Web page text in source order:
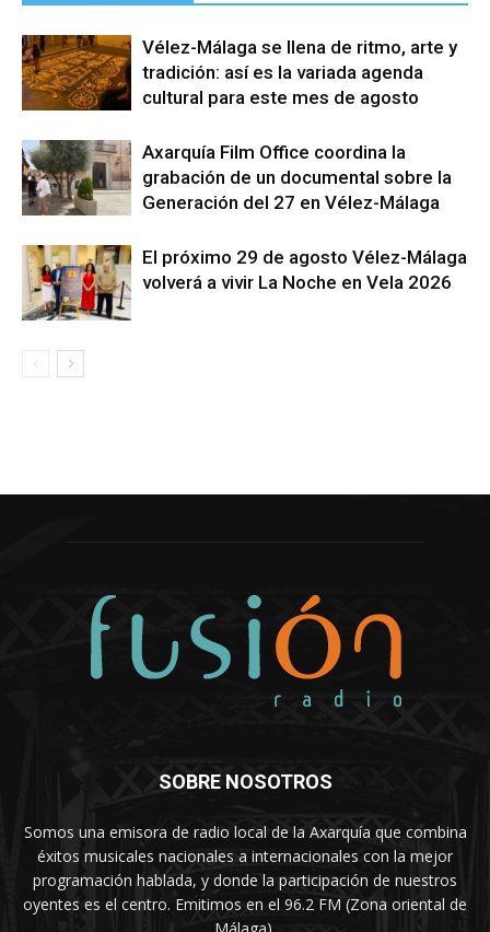
Vélez-Málaga se llena de ritmo, arte y
tradición: así es la variada agenda
cultural para este mes de agosto
Axarquía Film Office coordina la
grabación de un documental sobre la
Generación del 27 en Vélez-Málaga
El próximo 29 de agosto Vélez-Málaga
volverá a vivir La Noche en Vela 2026
SOBRE NOSOTROS
Somos una emisora de radio local de la Axarquía que combina
éxitos musicales nacionales a internacionales con la mejor
programación hablada, y donde la participación de nuestros
oyentes es el centro. Emitimos en el 96.2 FM (Zona oriental de